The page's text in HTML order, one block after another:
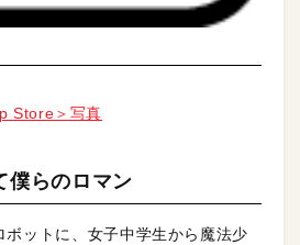
Store＞写真
僕らのロマン
ボットに、女子中学生から魔法少